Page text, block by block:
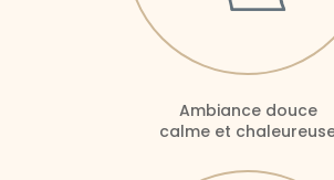
Ambiance douce
calme et